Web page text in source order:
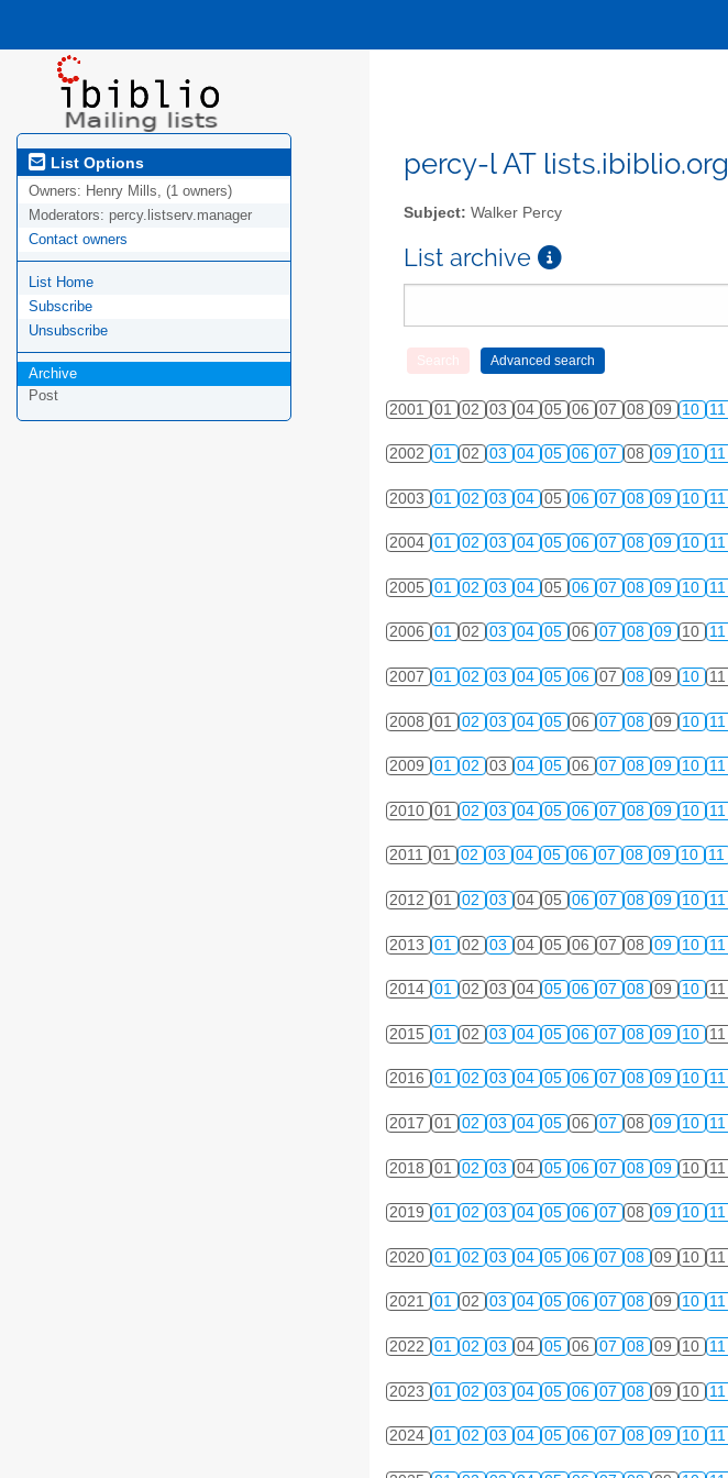
List Options
Owners: Henry Mills, (1 owners)
Moderators: percy.listserv.manager
Contact owners
List Home
Subscribe
Unsubscribe
Archive
Post
percy-l AT lists.ibiblio.org
Subject: Walker Percy
List archive
2001 01 02 03 04 05 06 07 08 09 10 11
2002 01 02 03 04 05 06 07 08 09 10 11
2003 01 02 03 04 05 06 07 08 09 10 11
2004 01 02 03 04 05 06 07 08 09 10 11
2005 01 02 03 04 05 06 07 08 09 10 11
2006 01 02 03 04 05 06 07 08 09 10 11
2007 01 02 03 04 05 06 07 08 09 10 11
2008 01 02 03 04 05 06 07 08 09 10 11
2009 01 02 03 04 05 06 07 08 09 10 11
2010 01 02 03 04 05 06 07 08 09 10 11
2011 01 02 03 04 05 06 07 08 09 10 11
2012 01 02 03 04 05 06 07 08 09 10 11
2013 01 02 03 04 05 06 07 08 09 10 11
2014 01 02 03 04 05 06 07 08 09 10 11
2015 01 02 03 04 05 06 07 08 09 10 11
2016 01 02 03 04 05 06 07 08 09 10 11
2017 01 02 03 04 05 06 07 08 09 10 11
2018 01 02 03 04 05 06 07 08 09 10 11
2019 01 02 03 04 05 06 07 08 09 10 11
2020 01 02 03 04 05 06 07 08 09 10 11
2021 01 02 03 04 05 06 07 08 09 10 11
2022 01 02 03 04 05 06 07 08 09 10 11
2023 01 02 03 04 05 06 07 08 09 10 11
2024 01 02 03 04 05 06 07 08 09 10 11